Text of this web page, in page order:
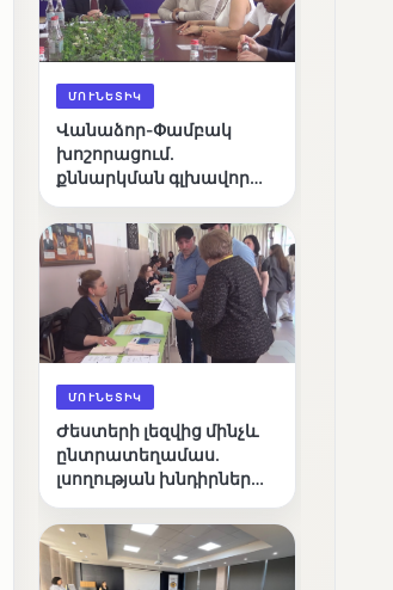
ՄՈՒՆԵՏԻԿ
Վանաձոր-Փամբակ
խոշորացում.
քննարկման գլխավոր
կառավարո՞ւմ, թե՞
քաղաքական նպատակ
ՄՈՒՆԵՏԻԿ
Ժեստերի լեզվից մինչև
ընտրատեղամաս.
լսողության խնդիրներ
ճանապարհը